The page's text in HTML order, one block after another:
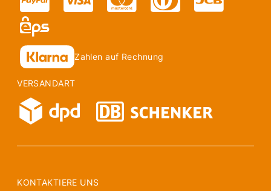
Zahlen auf Rechnung
VERSANDART
KONTAKTIERE UNS